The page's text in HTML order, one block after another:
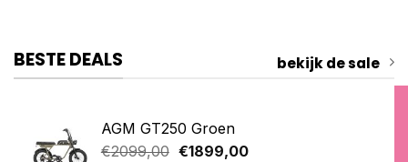
BESTE DEALS bekijk de sale
AGM GT250 Groen
€2099,00 Oorspronkelijke
€1899,00Huidige